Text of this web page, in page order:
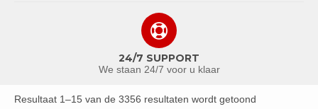
24/7 SUPPORT
We staan 24/7 voor u klaar
Resultaat 1–15 van de 3356 resultaten wordt getoond